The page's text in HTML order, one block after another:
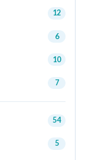
12
6
10
7
54
5